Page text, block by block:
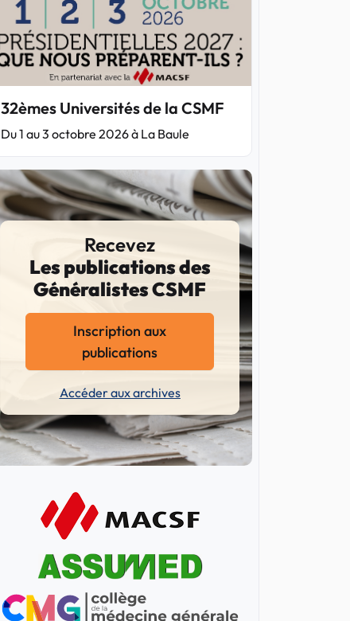
32èmes Universités de la CSMF
Du 1 au 3 octobre 2026 à La Baule
Recevez
Les publications des
Généralistes CSMF
Inscription aux
publications
Accéder aux archives